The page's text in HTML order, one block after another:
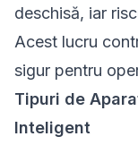
deschisă, iar
Acest lucru
sigur pentru
Tipuri de
Inteligent